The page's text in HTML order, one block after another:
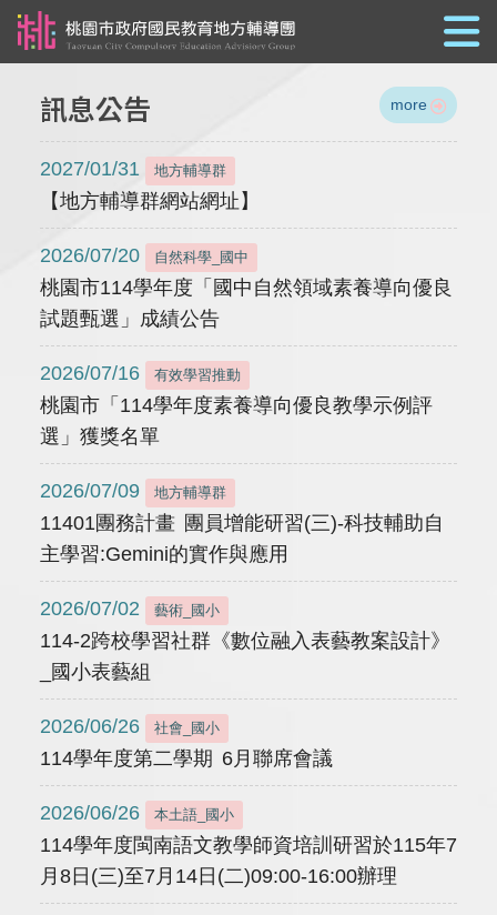
訊息公告 more
2027/01/31 地方輔導群
【地方輔導群網站網址】
2026/07/20 自然科學_國中
桃園市114學年度「國中自然領域素養導向優良
試題甄選」成績公告
2026/07/16 有效學習推動
桃園市「114學年度素養導向優良教學示例評
選」獲獎名單
2026/07/09 地方輔導群
11401團務計畫 團員增能研習(三)-科技輔助自
主學習:Gemini的實作與應用
2026/07/02 藝術_國小
114-2跨校學習社群《數位融入表藝教案設計》
_國小表藝組
2026/06/26 社會_國小
114學年度第二學期 6月聯席會議
2026/06/26 本土語_國小
114學年度閩南語文教學師資培訓研習於115年7
月8日(三)至7月14日(二)09:00-16:00辦理